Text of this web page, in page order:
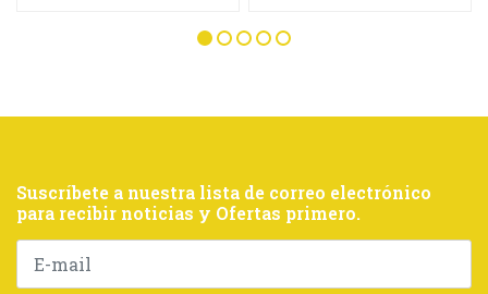
Suscríbete a nuestra lista de correo electrónico
para recibir noticias y Ofertas primero.